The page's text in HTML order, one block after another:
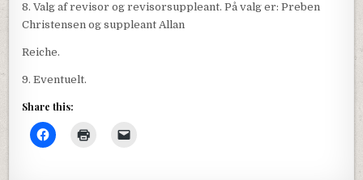
8. Valg af revisor og revisorsuppleant. På valg er: Preben
Christensen og suppleant Allan
Reiche.
9. Eventuelt.
Share this: